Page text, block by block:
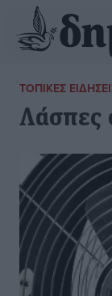
ΤΟΠΙΚΈΣ
Λάσπες